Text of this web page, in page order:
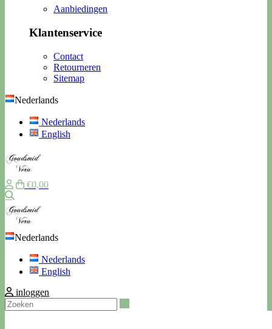
Aanbiedingen
Klantenservice
Contact
Retourneren
Sitemap
Nederlands
Nederlands
English
€0,00
Nederlands
Nederlands
English
inloggen